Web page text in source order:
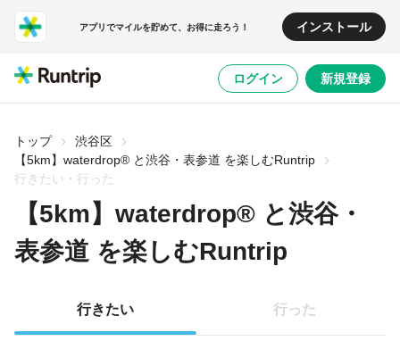
アプリでマイルを貯めて、お得に走ろう！ インストール
ログイン 新規登録
トップ
渋谷区
【5km】waterdrop® と渋谷・表参道 を楽しむRuntrip
行きたい・行った
【5km】waterdrop® と渋谷・
表参道 を楽しむRuntrip
行きたい 行った